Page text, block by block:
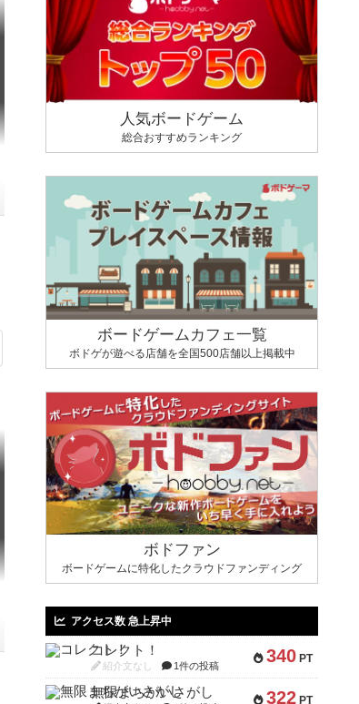
人気ボードゲーム
総合おすすめランキング
ボードゲームカフェ一覧
ボドゲが遊べる店舗を全国500店舗以上掲載中
ボドファン
ボードゲームに特化したクラウドファンディング
アクセス数 急上昇中
340 PT
コレクト！
紹介文なし 1件の投稿
322 PT
無限まちがいさがし